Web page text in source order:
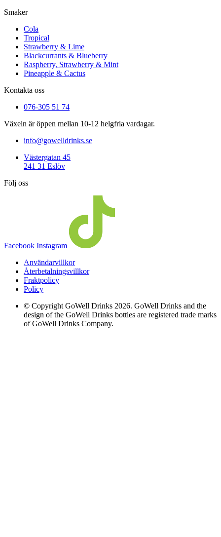
Smaker
Cola
Tropical
Strawberry & Lime
Blackcurrants & Blueberry
Raspberry, Strawberry & Mint
Pineapple & Cactus
Kontakta oss
076-305 51 74
Växeln är öppen mellan 10-12 helgfria vardagar.
info@gowelldrinks.se
Västergatan 45
241 31 Eslöv
Följ oss
Facebook Instagram
Användarvillkor
Återbetalningsvillkor
Fraktpolicy
Policy
© Copyright GoWell Drinks 2026. GoWell Drinks and the
design of the GoWell Drinks bottles are registered trade marks
of GoWell Drinks Company.